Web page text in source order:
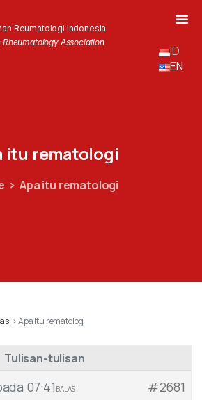
Reumatologi Indonesia
Rheumatology Association
ID
EN
itu rematologi
Apa itu rematologi
›Apa itu rematologi
Tulisan-tulisan
07:41 #2681
BALAS